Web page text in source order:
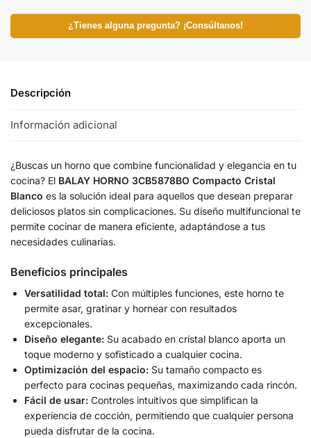
¿Tienes alguna pregunta? ¡Consúltanos!
Descripción
Información adicional
¿Buscas un horno que combine funcionalidad y elegancia en tu
cocina? El BALAY HORNO 3CB5878BO Compacto Cristal
Blanco es la solución ideal para aquellos que desean preparar
deliciosos platos sin complicaciones. Su diseño multifuncional te
permite cocinar de manera eficiente, adaptándose a tus
necesidades culinarias.
Beneficios principales
Versatilidad total: Con múltiples funciones, este horno te
permite asar, gratinar y hornear con resultados
excepcionales.
Diseño elegante: Su acabado en cristal blanco aporta un
toque moderno y sofisticado a cualquier cocina.
Optimización del espacio: Su tamaño compacto es
perfecto para cocinas pequeñas, maximizando cada rincón.
Fácil de usar: Controles intuitivos que simplifican la
experiencia de cocción, permitiendo que cualquier persona
pueda disfrutar de la cocina.